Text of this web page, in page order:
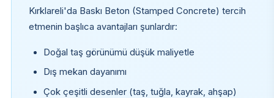
Kırklareli'da Baskı Beton (Stamped Concrete) tercih
etmenin başlıca avantajları şunlardır:
Doğal taş görünümü düşük maliyetle
Dış mekan dayanımı
Çok çeşitli desenler (taş, tuğla, kayrak, ahşap)